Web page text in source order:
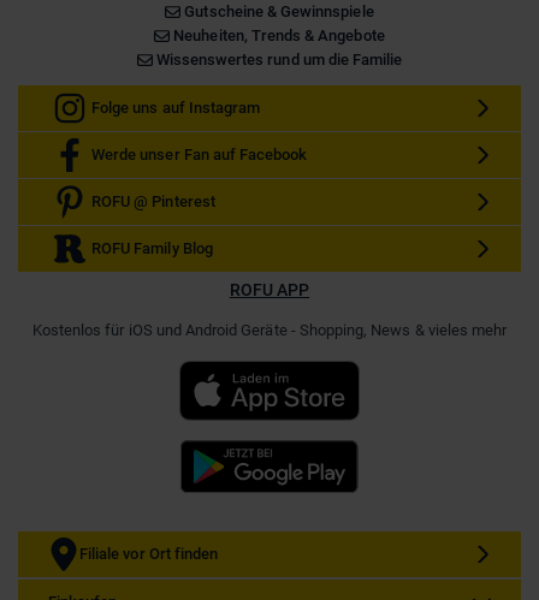
Gutscheine & Gewinnspiele
Neuheiten, Trends & Angebote
Wissenswertes rund um die Familie
Folge uns auf Instagram
Werde unser Fan auf Facebook
ROFU @ Pinterest
ROFU Family Blog
ROFU APP
Kostenlos für iOS und Android Geräte - Shopping, News & vieles mehr
Filiale vor Ort finden